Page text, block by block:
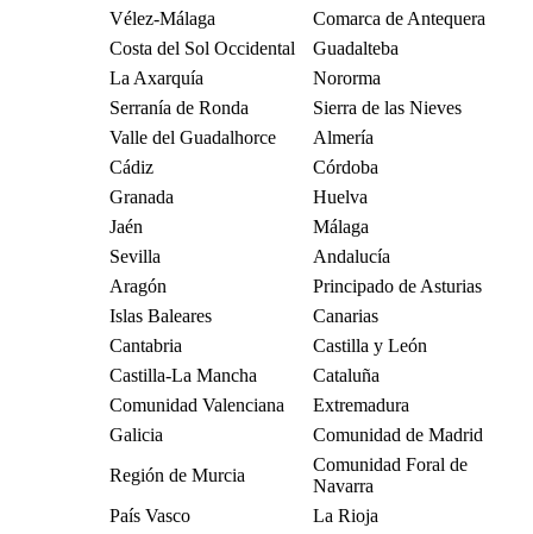
Vélez-Málaga
Comarca de Antequera
Costa del Sol Occidental
Guadalteba
La Axarquía
Nororma
Serranía de Ronda
Sierra de las Nieves
Valle del Guadalhorce
Almería
Cádiz
Córdoba
Granada
Huelva
Jaén
Málaga
Sevilla
Andalucía
Aragón
Principado de Asturias
Islas Baleares
Canarias
Cantabria
Castilla y León
Castilla-La Mancha
Cataluña
Comunidad Valenciana
Extremadura
Galicia
Comunidad de Madrid
Región de Murcia
Comunidad Foral de
Navarra
País Vasco
La Rioja